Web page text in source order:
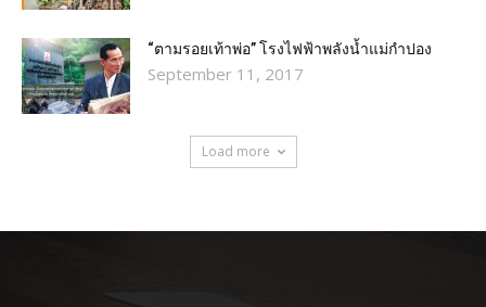
“ตามรอยเท้าพ่อ” โรงไฟฟ้าพลังน้ำแม่กำปอง
September 11, 2017
Load more